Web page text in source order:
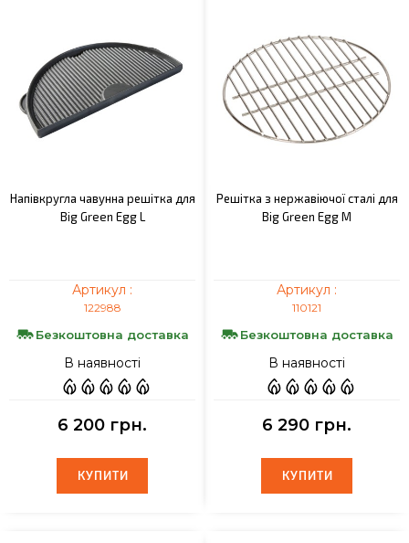
Напівкругла чавунна решітка для
Big Green Egg L
Артикул :
122988
Безкоштовна доставка
В наявності
6 200 грн.
КУПИТИ
КУПИТИ
Решітка з нержавіючої сталі для
Big Green Egg M
Артикул :
110121
Безкоштовна доставка
В наявності
6 290 грн.
КУПИТИ
КУПИТИ